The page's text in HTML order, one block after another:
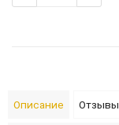
Описание Отзывы